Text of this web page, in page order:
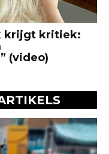
krijgt kritiek:
(video)